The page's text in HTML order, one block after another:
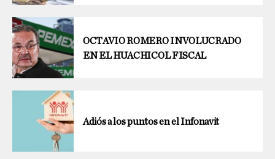
OCTAVIO ROMERO INVOLUCRADO
EN EL HUACHICOL FISCAL
Adiós a los puntos en el Infonavit